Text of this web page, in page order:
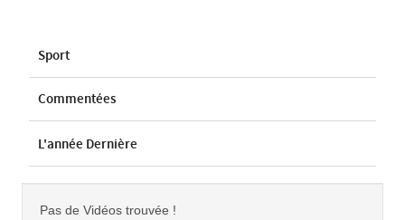
Sport
Commentées
L'année Dernière
Pas de Vidéos trouvée !